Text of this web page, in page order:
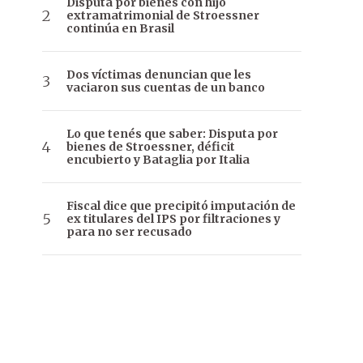
extramatrimonial de Stroessner
continúa en Brasil
Dos víctimas denuncian que les
vaciaron sus cuentas de un banco
Lo que tenés que saber: Disputa por
bienes de Stroessner, déficit
encubierto y Bataglia por Italia
Fiscal dice que precipitó imputación de
ex titulares del IPS por filtraciones y
para no ser recusado